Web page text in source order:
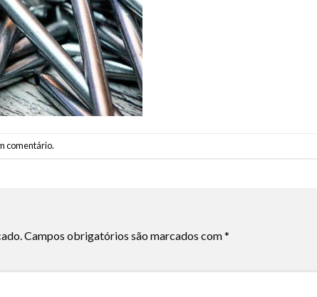
comentário.
Campos obrigatórios são marcados com*